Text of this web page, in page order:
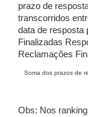
prazo de
transcorridos
data de resposta
Finalizadas
Reclamações
Soma dos prazos de
Obs: Nos